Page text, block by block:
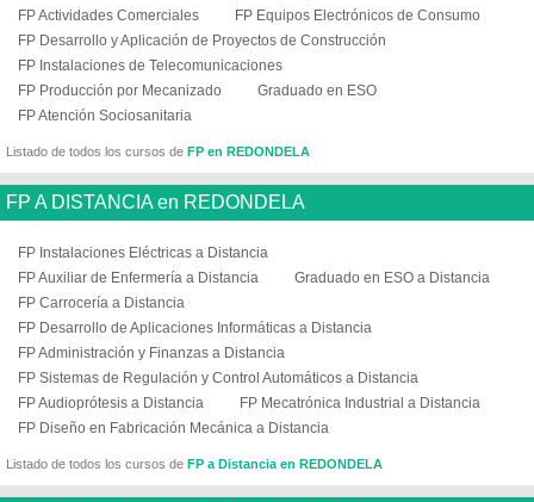
FP Actividades Comerciales
FP Equipos Electrónicos de Consumo
FP Desarrollo y Aplicación de Proyectos de Construcción
FP Instalaciones de Telecomunicaciones
FP Producción por Mecanizado
Graduado en ESO
FP Atención Sociosanitaria
Listado de todos los cursos de FP en REDONDELA
FP A DISTANCIA en REDONDELA
FP Instalaciones Eléctricas a Distancia
FP Auxiliar de Enfermería a Distancia
Graduado en ESO a Distancia
FP Carrocería a Distancia
FP Desarrollo de Aplicaciones Informáticas a Distancia
FP Administración y Finanzas a Distancia
FP Sistemas de Regulación y Control Automáticos a Distancia
FP Audioprótesis a Distancia
FP Mecatrónica Industrial a Distancia
FP Diseño en Fabricación Mecánica a Distancia
Listado de todos los cursos de FP a Distancia en REDONDELA